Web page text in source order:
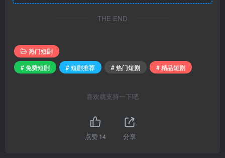
THE END
热门短剧
# 免费短剧
# 短剧推荐 # 热门短剧 # 精品短剧
喜欢就支持一下吧
点赞14 分享